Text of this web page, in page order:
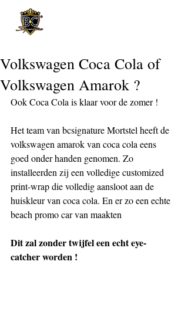
Volkswagen Coca Cola of
Volkswagen Amarok ?
Ook Coca Cola is klaar voor de zomer !
Het team van bcsignature Mortstel heeft de
volkswagen amarok van coca cola eens
goed onder handen genomen. Zo
installeerden zij een volledige customized
print-wrap die volledig aansloot aan de
huiskleur van coca cola. En er zo een echte
beach promo car van maakten
Dit zal zonder twijfel een echt eye-
catcher worden !